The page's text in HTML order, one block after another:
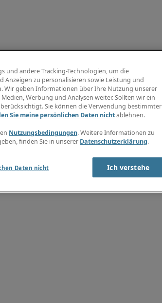
Info Center
Jobübersicht
Gehaltsübersicht
E-Learning
und andere Tracking-Technologien, um die
Anzeigen zu personalisieren sowie Leistung und
Wir geben Informationen über Ihre Nutzung unserer
Werbung und Analysen weiter. Sollten wir ein
Sie können die Verwendung bestimmter
Sie meine persönlichen Daten nichtablehnen.
Nutzungsbedingungen. Weitere Informationen zu
finden Sie in unserer Datenschutzerklärung.
Daten nicht Ich verstehe